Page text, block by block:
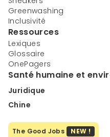
Greenwashing
Inclusivité
Ressources
Lexiques
Glossaire
OnePagers
Santé humaine et
Juridique
Chine
The Good Jobs NEW !